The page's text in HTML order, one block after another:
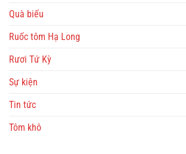
Quà biếu
Ruốc tôm Hạ Long
Rươi Tứ Kỳ
Sự kiện
Tin tức
Tôm khô